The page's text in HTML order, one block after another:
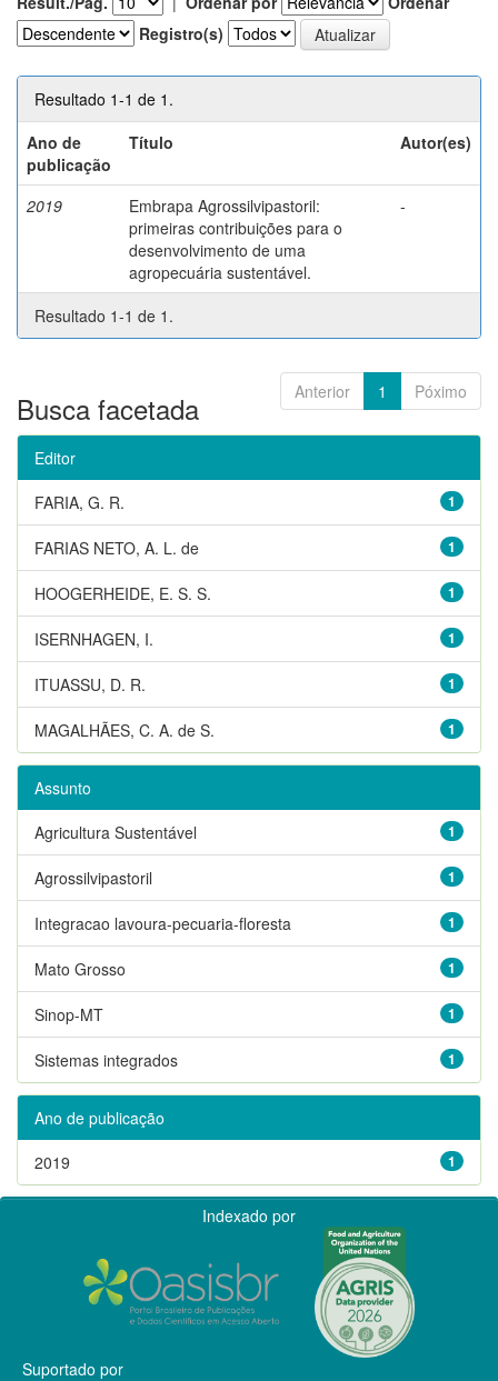
Registro(s)
Resultado 1-1 de 1.
Ano de
publicação
Título Autor(es)
2019
Embrapa Agrossilvipastoril:
primeiras contribuições para o
desenvolvimento de uma
agropecuária sustentável.
-
Resultado 1-1 de 1.
Anterior 1 Póximo
Busca facetada
Editor
1
FARIA, G. R.
1
FARIAS NETO, A. L. de
1
HOOGERHEIDE, E. S. S.
1
ISERNHAGEN, I.
1
ITUASSU, D. R.
1
MAGALHÃES, C. A. de S.
Assunto
1
Agricultura Sustentável
1
Agrossilvipastoril
1
Integracao lavoura-pecuaria-floresta
1
Mato Grosso
1
Sinop-MT
1
Sistemas integrados
Ano de publicação
1
2019
Indexado por
Suportado por